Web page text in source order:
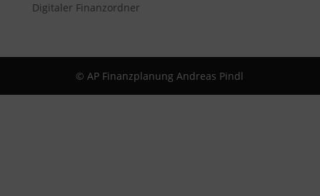
Digitaler Finanzordner
© AP Finanzplanung Andreas Pindl